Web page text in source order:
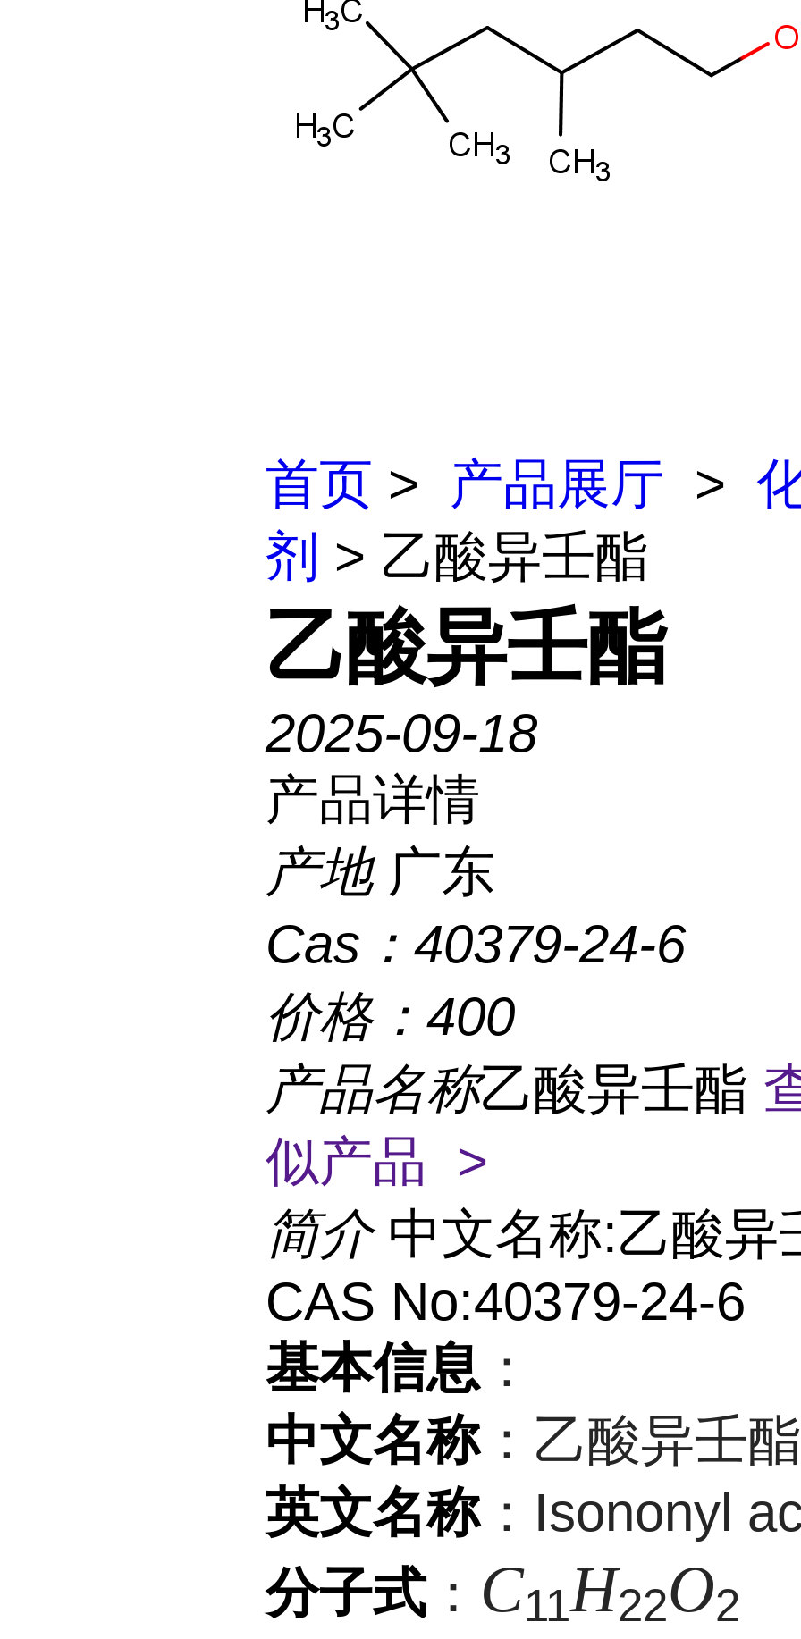
首页 > 产品展厅 >
剂 > 乙酸异壬酯
乙酸异壬酯
2025-09-18
产品详情
产地 广东
Cas： 40379-24-6
价格： 400
产品名称乙酸异壬酯
似产品 >
简介 中文名称:乙酸异
CAS No:40379-24-6
基本信息 ：
中文名称：乙酸异壬酯
英文名称：Isononyl
分子式： C11H22O2